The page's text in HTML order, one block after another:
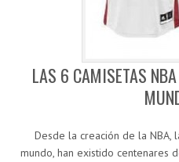
LAS 6 CAMISETAS
Desde la creación de la
mundo, han existido centenares